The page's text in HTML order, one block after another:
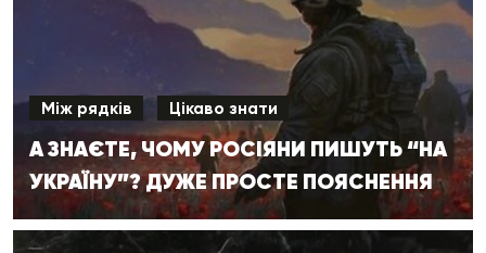
Між рядків Цікаво знати
А ЗНАЄТЕ, ЧОМУ РОСІЯНИ ПИШУТЬ “НА
УКРАЇНУ”? ДУЖЕ ПРОСТЕ ПОЯСНЕННЯ